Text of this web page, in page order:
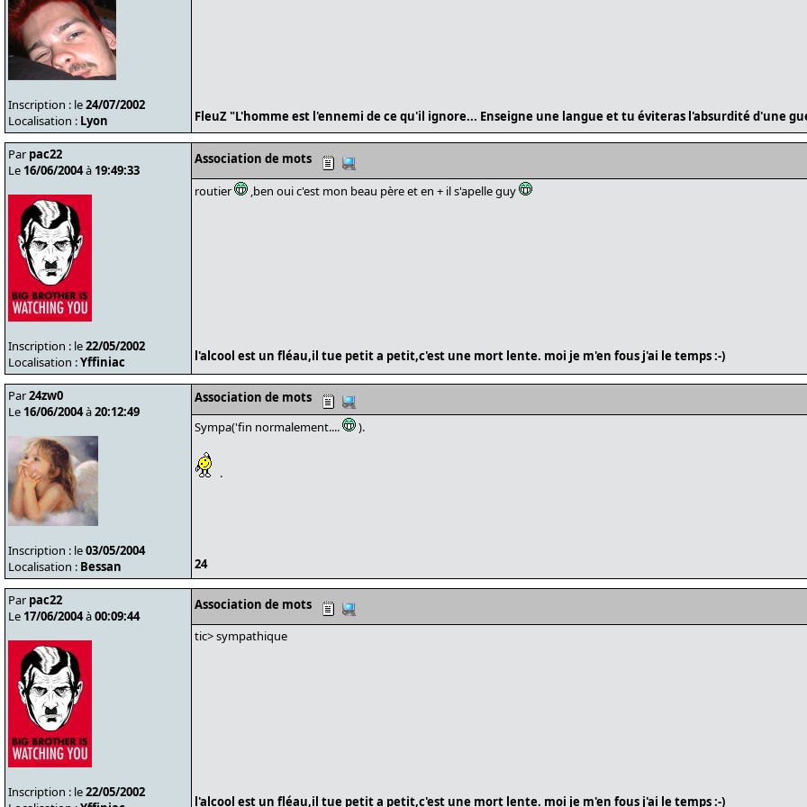
Inscription : le24/07/2002
Localisation : Lyon FleuZ "L'homme est l'ennemi de ce qu'il ignore... Enseigne une langue et tu éviteras l'absurdité d'une
Par pac22
Le 16/06/2004à 19:49:33
Inscription : le22/05/2002
Localisation :Yffiniac
Association de mots
routier
,ben oui c'est mon beau père et en + il s'apelle guy
l'alcool est un fléau,il tue petit a petit,c'est une mort lente. moi je m'en fous j'ai le temps :-)
Par24zw0
Le 16/06/2004à20:12:49
Inscription : le03/05/2004
Localisation : Bessan
Association de mots
Sympa('fin normalement....
).
.
24
Par pac22
Le 17/06/2004à00:09:44
Inscription : le22/05/2002
Association de mots
tic> sympathique
l'alcool est un fléau,il tue petit a petit,c'est une mort lente. moi je m'en fous j'ai le temps :-)